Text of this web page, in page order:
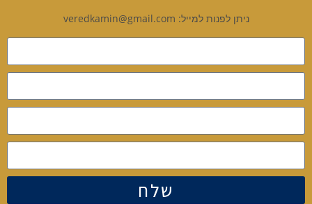
ניתן לפנות למייל: veredkamin@gmail.com
שלח